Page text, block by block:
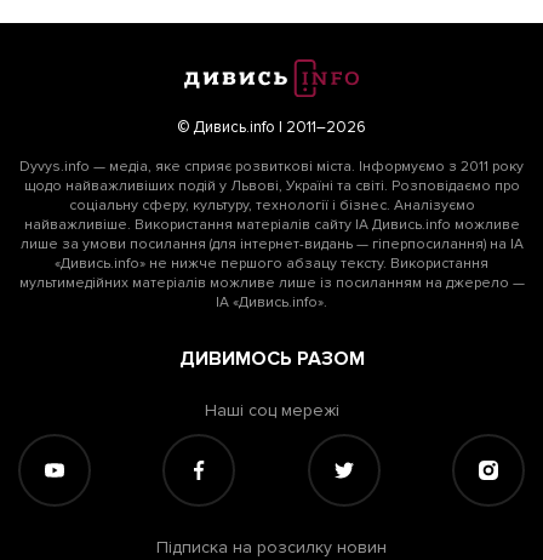
© Дивись.info | 2011–2026
Dyvys.info — медіа, яке сприяє розвиткові міста. Інформуємо з 2011 року
щодо найважливіших подій у Львові, Україні та світі. Розповідаємо про
соціальну сферу, культуру, технології і бізнес. Аналізуємо
найважливіше. Використання матеріалів сайту ІА Дивись.info можливе
лише за умови посилання (для інтернет-видань — гіперпосилання) на ІА
«Дивись.info» не нижче першого абзацу тексту. Використання
мультимедійних матеріалів можливе лише із посиланням на джерело —
ІА «Дивись.info».
ДИВИМОСЬ РАЗОМ
Наші соц мережі
Підписка на розсилку новин